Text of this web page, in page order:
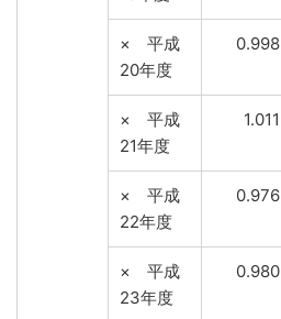
× 平成
20年度
0.998
× 平成
21年度
1.011
× 平成
22年度
0.976
× 平成
23年度
0.980